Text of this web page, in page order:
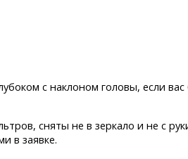
с наклоном головы, если вас
сняты не в зеркало и не с
в заявке.